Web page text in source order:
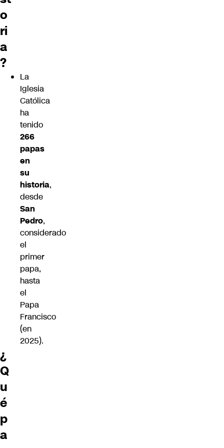
o
ri
a
?
La
Iglesia
Católica
ha
tenido
266
papas
en
su
historia,
desde
San
Pedro,
considerado
el
primer
papa,
hasta
el
Papa
Francisco
(en
2025).
¿
Q
u
é
p
a